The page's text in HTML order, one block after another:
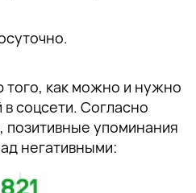
того, как можно и нужно
в соцсети. Согласно
упоминания
негативными: